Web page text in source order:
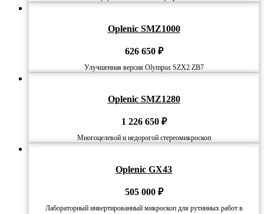
Oplenic SMZ1000
626 650 ₽
Улучшенная версия Olympus SZX2 ZB7
Oplenic SMZ1280
1 226 650 ₽
Многоцелевой и недорогой стереомикроскоп
Oplenic GX43
505 000 ₽
Лабораторный инвертированный микроскоп для рутинных работ в